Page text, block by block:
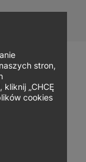
się
stron,
„CHCĘ
cookies